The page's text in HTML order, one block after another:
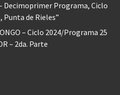
Decimoprimer Programa, Ciclo
Punta de Rieles”
– Ciclo 2024/Programa 25
– 2da. Parte